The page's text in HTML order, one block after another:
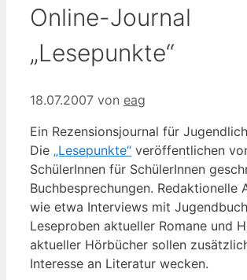
Online-Journal
„Lesepunkte“
18.07.2007 von eag
Ein Rezensionsjournal für
Die „Lesepunkte“ veröffentlichen
SchülerInnen für SchülerInnen
Buchbesprechungen. Redaktionelle
wie etwa Interviews mit
Leseproben aktueller Romane und
aktueller Hörbücher sollen
Interesse an Literatur wecken.